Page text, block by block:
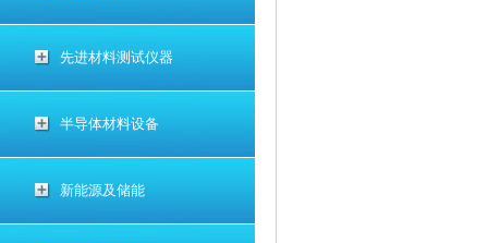
先进材料测试仪器
半导体材料设备
新能源及储能